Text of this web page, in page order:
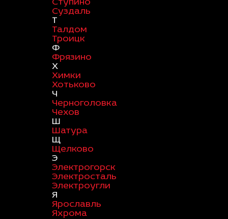
Ступино
Суздаль
Т
Талдом
Троицк
Ф
Фрязино
Х
Химки
Хотьково
Ч
Черноголовка
Чехов
Ш
Шатура
Щ
Щелково
Э
Электрогорск
Электросталь
Электроугли
Я
Ярославль
Яхрома